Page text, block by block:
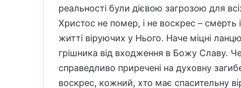
реальності були дієвою загрозою для
Христос не помер, і не воскрес – смерть
житті віруючих у Нього. Наче міцні
грішника від входження в Божу Славу.
справедливо приречені на духовну
воскрес, кожний, хто має спасительну